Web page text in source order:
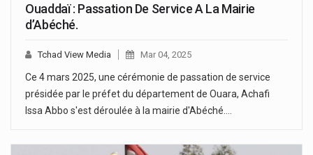
Ouaddaï : Passation De Service A La Mairie
d’Abéché.
Tchad View Media Mar 04, 2025
Ce 4 mars 2025, une cérémonie de passation de service
présidée par le préfet du département de Ouara, Achafi
Issa Abbo s'est déroulée à la mairie d'Abéché.…